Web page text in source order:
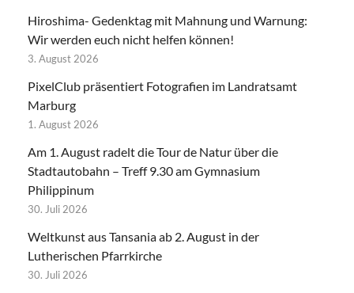
Hiroshima- Gedenktag mit Mahnung und Warnung:
Wir werden euch nicht helfen können!
3. August 2026
PixelClub präsentiert Fotografien im Landratsamt
Marburg
1. August 2026
Am 1. August radelt die Tour de Natur über die
Stadtautobahn – Treff 9.30 am Gymnasium
Philippinum
30. Juli 2026
Weltkunst aus Tansania ab 2. August in der
Lutherischen Pfarrkirche
30. Juli 2026